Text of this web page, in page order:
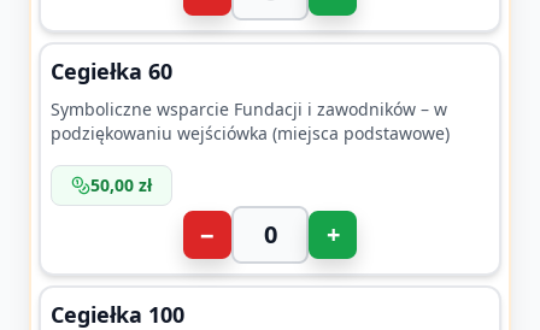
Cegiełka 60
Symboliczne wsparcie Fundacji i zawodników – w
podziękowaniu wejściówka (miejsca podstawowe)
50,00 zł
− +
Cegiełka 100